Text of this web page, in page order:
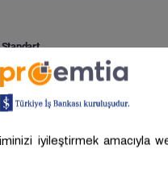
Standart